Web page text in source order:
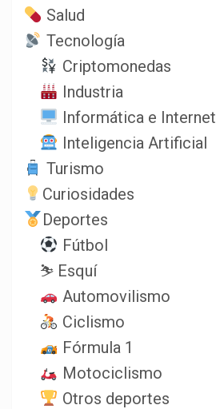
Salud
Tecnología
Criptomonedas
Industria
Informática e Internet
Inteligencia Artificial
Turismo
Curiosidades
Deportes
Fútbol
⛷️ Esquí
Automovilismo
Ciclismo
Fórmula 1
Motociclismo
Otros deportes